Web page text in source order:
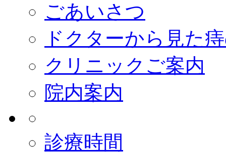
ごあいさつ
ドクターから見た
クリニックご案内
院内案内
診療時間